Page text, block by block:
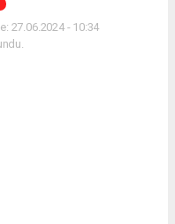
27.06.2024 - 10:34